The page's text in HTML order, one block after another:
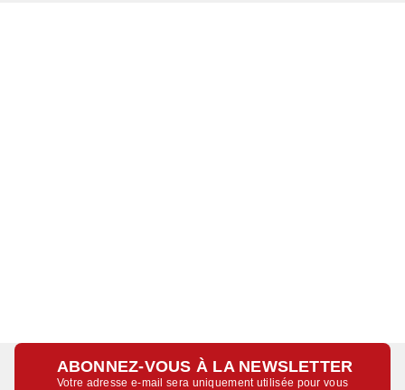
ABONNEZ-VOUS À LA NEWSLETTER
Votre adresse e-mail sera uniquement utilisée pour vous